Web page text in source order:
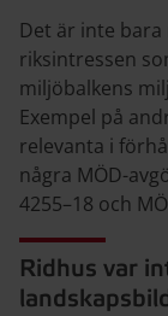
Det är inte
riksintressen
miljöbalkens
Exempel på
relevanta i
några MÖD-
4255–18 och
Ridhus var